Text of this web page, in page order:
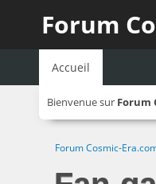
Forum
Accueil
Bienvenue sur Forum
Forum Cosmic-